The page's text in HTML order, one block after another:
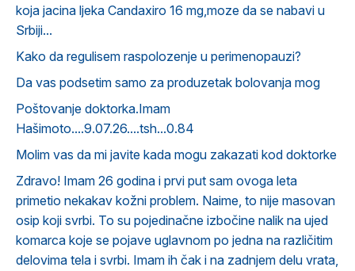
koja jacina ljeka Candaxiro 16 mg,moze da se nabavi u
Srbiji...
Kako da regulisem raspolozenje u perimenopauzi?
Da vas podsetim samo za produzetak bolovanja mog
Poštovanje doktorka.Imam
Hašimoto....9.07.26....tsh...0.84
Molim vas da mi javite kada mogu zakazati kod doktorke
Zdravo! Imam 26 godina i prvi put sam ovoga leta
primetio nekakav kožni problem. Naime, to nije masovan
osip koji svrbi. To su pojedinačne izbočine nalik na ujed
komarca koje se pojave uglavnom po jedna na različitim
delovima tela i svrbi. Imam ih čak i na zadnjem delu vrata,